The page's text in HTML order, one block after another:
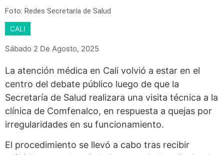
Foto: Redes Secretaría de Salud
CALI
Sábado 2 De Agosto, 2025
La atención médica en Cali volvió a estar en el
centro del debate público luego de que la
Secretaría de Salud realizara una visita técnica a la
clínica de Comfenalco, en respuesta a quejas por
irregularidades en su funcionamiento.
El procedimiento se llevó a cabo tras recibir